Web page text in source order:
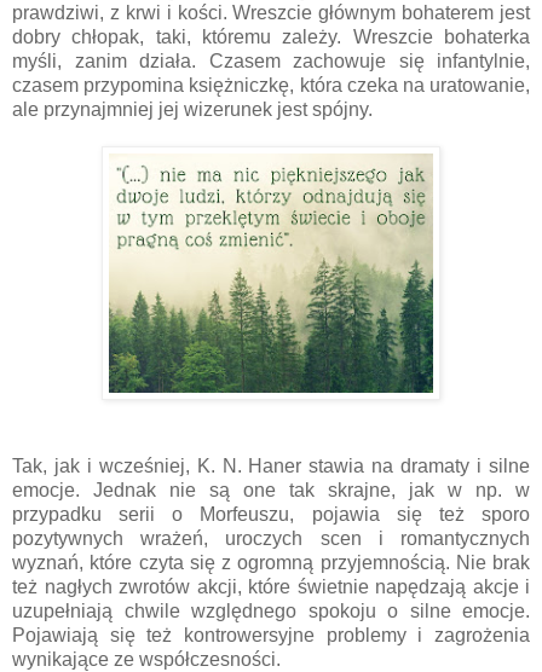
prawdziwi, z krwi i kości. Wreszcie głównym bohaterem jest
dobry chłopak, taki, któremu zależy. Wreszcie bohaterka
myśli, zanim działa. Czasem zachowuje się infantylnie,
czasem przypomina księżniczkę, która czeka na uratowanie,
ale przynajmniej jej wizerunek jest spójny.
Tak, jak i wcześniej, K. N. Haner stawia na dramaty i silne
emocje. Jednak nie są one tak skrajne, jak w np. w
przypadku serii o Morfeuszu, pojawia się też sporo
pozytywnych wrażeń, uroczych scen i romantycznych
wyznań, które czyta się z ogromną przyjemnością. Nie brak
też nagłych zwrotów akcji, które świetnie napędzają akcje i
uzupełniają chwile względnego spokoju o silne emocje.
Pojawiają się też kontrowersyjne problemy i zagrożenia
wynikające ze współczesności.